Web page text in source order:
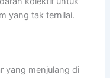
yang tak ternilai.
yang menjulang di